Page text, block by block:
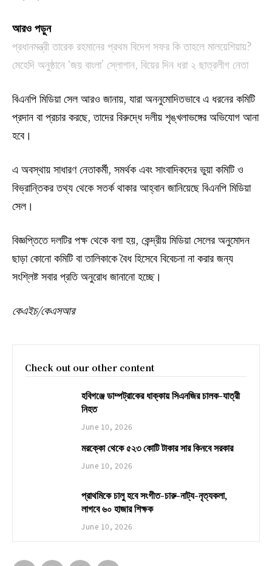
আরও পড়ুন
প্রধানমন্ত্রী তারেক রহমানের প্রথম বিদেশ সফর কি তাহলে মালয়েশিয়ায়?
মেহেদি অনুষ্ঠানে ‘জয় বাংলা’ স্লোগান, বিয়ের দিন ধরা ২ ছাত্রলীগ নেতা
বিএনপি মিডিয়া সেল আরও জানায়, যারা অননুমোদিতভাবে এ ধরনের কমিটি
প্রদান বা প্রচার করছে, তাদের বিরুদ্ধে দলীয় শৃঙ্খলাভঙ্গের অভিযোগ আনা
হবে।
এ অবস্থায় সাধারণ নেতাকর্মী, সমর্থক এবং সাংবাদিকদের ভুয়া কমিটি ও
বিভ্রান্তিকর তথ্য থেকে সতর্ক থাকার আহ্বান জানিয়েছে বিএনপি মিডিয়া
সেল।
বিজ্ঞপ্তিতে দলটির পক্ষ থেকে বলা হয়, কেন্দ্রীয় মিডিয়া সেলের অনুমোদন
ছাড়া কোনো কমিটি বা তালিকাকে বৈধ হিসেবে বিবেচনা না করার জন্য
সংশ্লিষ্ট সবার প্রতি অনুরোধ জানানো হচ্ছে।
কেএইচ/কেএসআর
Check out our other content
হবিগঞ্জে ডাম্পট্রাকের ধাক্কায় সিএনজির চালক-যাত্রী
নিহত
June 10, 2026
মরক্কো থেকে ৫২৩ কোটি টাকার সার কিনবে সরকার
June 10, 2026
প্রাথমিকে চালু হবে সংগীত-চারু-নাট্য-নৃত্যকলা,
লাগবে ৬০ হাজার শিক্ষক
June 10, 2026